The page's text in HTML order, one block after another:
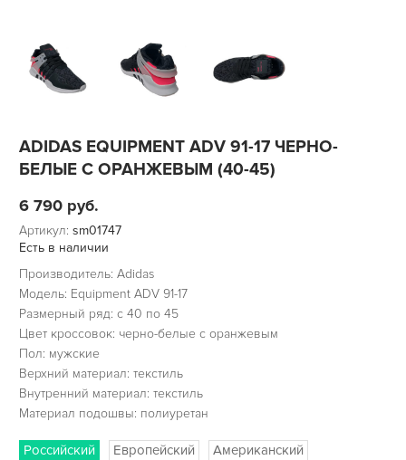
ADIDAS EQUIPMENT ADV 91-17 ЧЕРНО-
БЕЛЫЕ С ОРАНЖЕВЫМ (40-45)
6 790 руб.
Артикул: sm01747
Есть в наличии
Производитель: Adidas
Модель: Equipment ADV 91-17
Размерный ряд: c 40 по 45
Цвет кроссовок: черно-белые с оранжевым
Пол: мужские
Верхний материал: текстиль
Внутренний материал: текстиль
Материал подошвы: полиуретан
Российский Европейский
Американский